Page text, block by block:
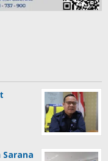
Sarana